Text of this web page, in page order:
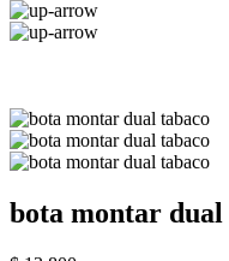
bota montar dual